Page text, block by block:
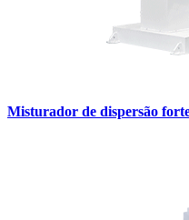
Misturador de dispersão